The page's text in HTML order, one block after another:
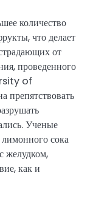
количество
что делает
от
проведенного
of
препятствовать
Ученые
сока
желудком,
как и